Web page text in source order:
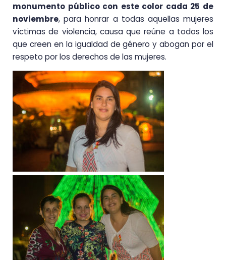
monumento público con este color cada 25 de
noviembre, para honrar a todas aquellas mujeres
víctimas de violencia, causa que reúne a todos los
que creen en la igualdad de género y abogan por el
respeto por los derechos de las mujeres.